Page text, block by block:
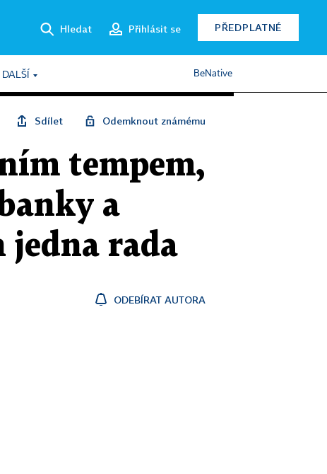
Hledat Přihlásit se PŘEDPLATNÉ
DALŠÍ BeNative
Sdílet Odemknout známému
tempem,
a
jedna rada
ODEBÍRAT AUTORA